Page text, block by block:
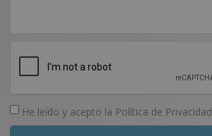
He leído y acepto la Política de Privacidad